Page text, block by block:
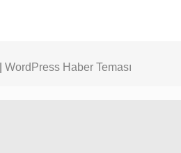
WordPress Haber Teması